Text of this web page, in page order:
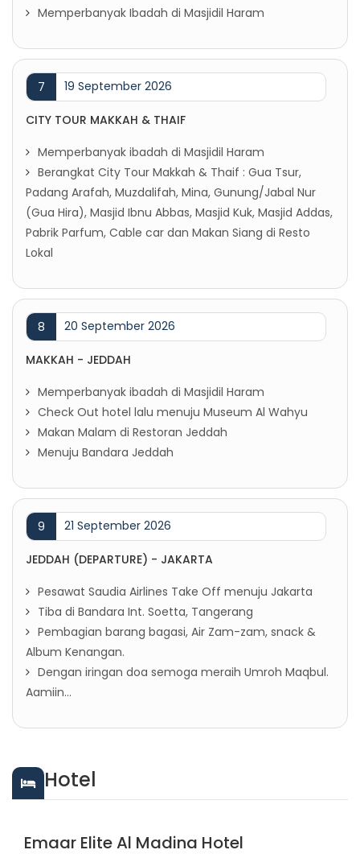
Memperbanyak Ibadah di Masjidil Haram
7 19 September 2026
CITY TOUR MAKKAH & THAIF
Memperbanyak ibadah di Masjidil Haram
Berangkat City Tour Makkah & Thaif : Gua Tsur,
Padang Arafah, Muzdalifah, Mina, Gunung/Jabal Nur
(Gua Hira), Masjid Ibnu Abbas, Masjid Kuk, Masjid Addas,
Pabrik Parfum, Cable car dan Makan Siang di Resto
Lokal
8 20 September 2026
MAKKAH - JEDDAH
Memperbanyak ibadah di Masjidil Haram
Check Out hotel lalu menuju Museum Al Wahyu
Makan Malam di Restoran Jeddah
Menuju Bandara Jeddah
9 21 September 2026
JEDDAH (DEPARTURE) - JAKARTA
Pesawat Saudia Airlines Take Off menuju Jakarta
Tiba di Bandara Int. Soetta, Tangerang
Pembagian barang bagasi, Air Zam-zam, snack &
Album Kenangan.
Dengan iringan doa semoga meraih Umroh Maqbul.
Aamiin...
Hotel
Emaar Elite Al Madina Hotel